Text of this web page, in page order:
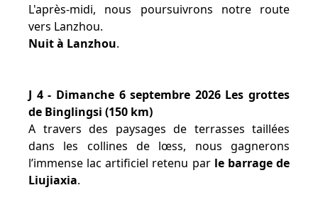
L'après-midi, nous poursuivrons notre route
vers Lanzhou.
Nuit à Lanzhou.
J 4 - Dimanche 6 septembre 2026 Les grottes
de Binglingsi (150 km)
A travers des paysages de terrasses taillées
dans les collines de lœss, nous gagnerons
l’immense lac artificiel retenu par le barrage de
Liujiaxia.